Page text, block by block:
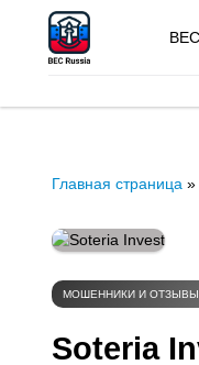
Главная страница »
МОШЕННИКИ И
Soteria